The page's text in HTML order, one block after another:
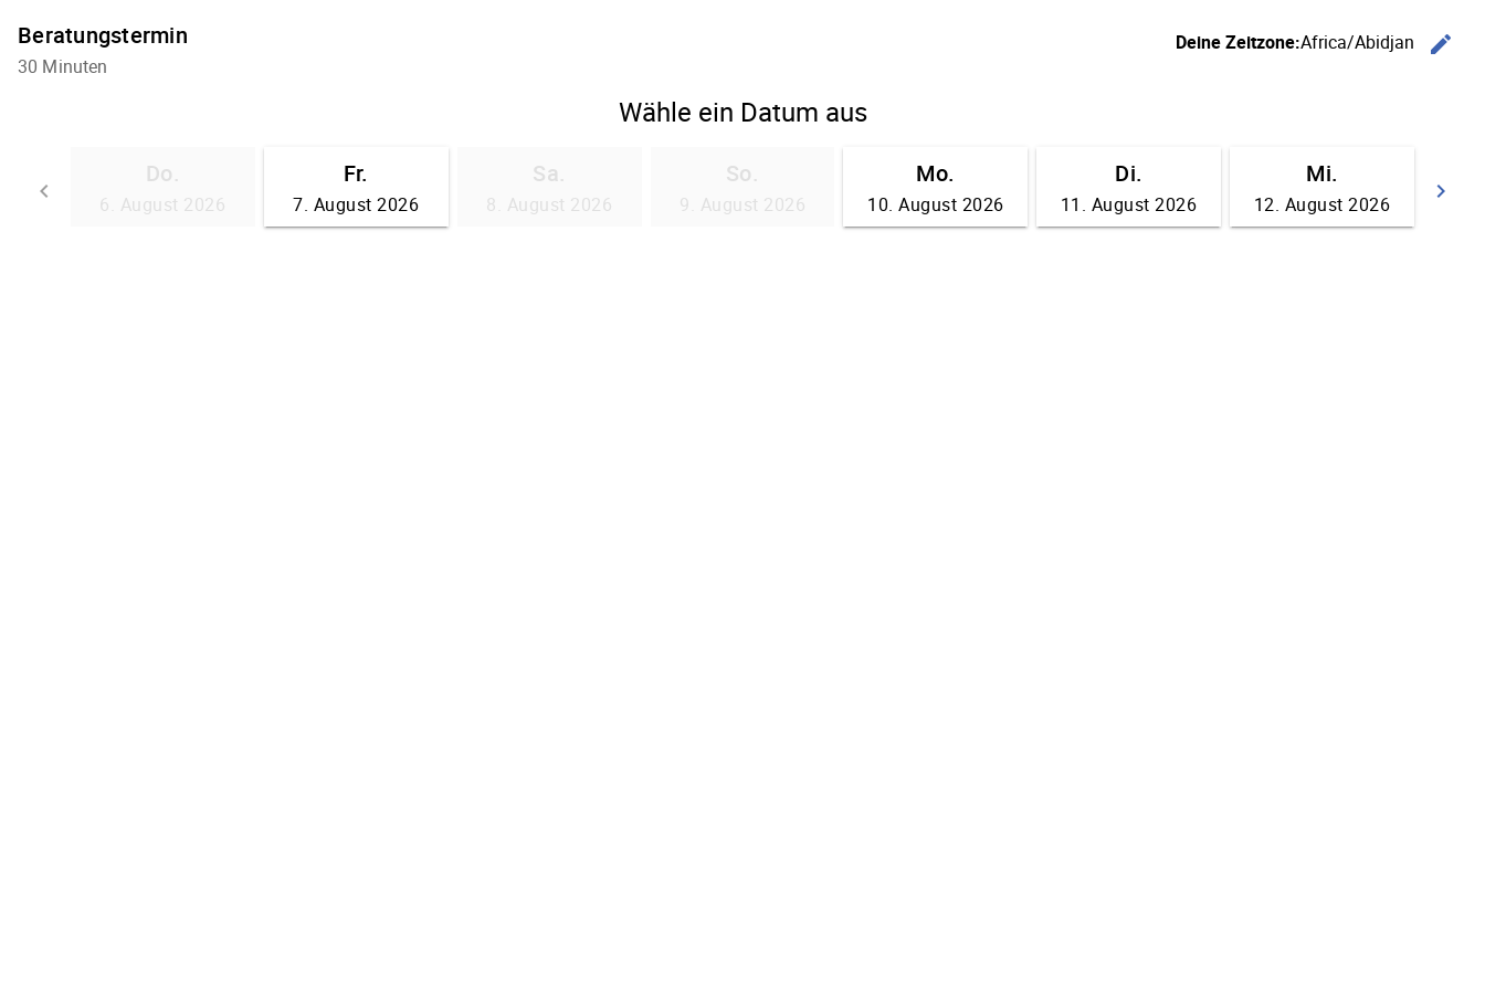
Beratungstermin
30 Minuten
Deine Zeitzone:Africa/Abidjan
edit
Wähle ein Datum aus
keyboard_arrow_left
Zurück
keyboard_arrow_right
Do.
6. August 2026
Fr.
7. August 2026
Sa.
8. August 2026
So.
9. August 2026
Mo.
10. August 2026
Di.
11. August 2026
Mi.
12. August 2026